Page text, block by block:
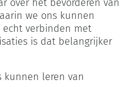
we ons kunnen
echt verbinden met
is dat belangrijker
kunnen leren van